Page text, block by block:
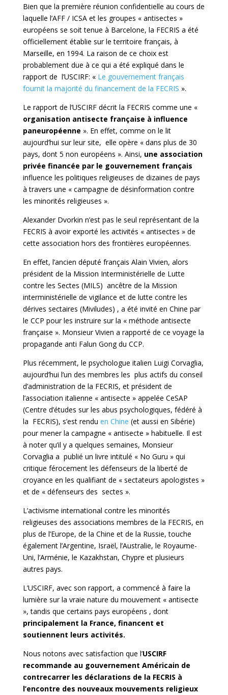
Bien que la première réunion confidentielle au cours de
laquelle l’AFF / ICSA et les groupes « antisectes »
européens se soit tenue à Barcelone, la FECRIS a été
officiellement établie sur le territoire français, à
Marseille, en 1994. La raison de ce choix est
probablement due à ce qui a été expliqué dans le
rapport de l’USCIRF: « Le gouvernement français
fournit la majorité du financement de la FECRIS ».
Le rapport de l’USCIRF décrit la FECRIS comme une «
organisation antisecte française à influence
paneuropéenne ». En effet, comme on le lit
aujourd’hui sur leur site, elle opère « dans plus de 30
pays, dont 5 non européens ». Ainsi, une association
privée financée par le gouvernement français
influence les politiques religieuses de dizaines de pays
à travers une « campagne de désinformation contre
les minorités religieuses ».
Alexander Dvorkin n’est pas le seul représentant de la
FECRIS à avoir exporté les activités « antisectes » de
cette association hors des frontières européennes.
En effet, l’ancien député français Alain Vivien, alors
président de la Mission Interministérielle de Lutte
contre les Sectes (MILS) ancêtre de la Mission
interministérielle de vigilance et de lutte contre les
dérives sectaires (Miviludes) , a été invité en Chine par
le CCP pour les instruire sur la « méthode antisecte
française ». Monsieur Vivien a rapporté de ce voyage la
propagande anti Falun Gong du CCP.
Plus récemment, le psychologue italien Luigi Corvaglia,
aujourd’hui l’un des membres les plus actifs du conseil
d’administration de la FECRIS, et président de
l’association italienne « antisecte » appelée CeSAP
(Centre d’études sur les abus psychologiques, fédéré à
la FECRIS), s’est rendu en Chine (et aussi en Sibérie)
pour mener la campagne « antisecte » habituelle. Il est
à noter qu’il y a quelques semaines, Monsieur
Corvaglia a publié un livre intitulé « No Guru » qui
critique férocement les défenseurs de la liberté de
croyance en les qualifiant de « sectateurs apologistes »
et de « défenseurs des sectes ».
L’activisme international contre les minorités
religieuses des associations membres de la FECRIS, en
plus de l’Europe, de la Chine et de la Russie, touche
également l’Argentine, Israël, l’Australie, le Royaume-
Uni, l’Arménie, le Kazakhstan, Chypre et plusieurs
autres pays.
L’USCIRF, avec son rapport, a commencé à faire la
lumière sur la vraie nature du mouvement « antisecte
», tandis que certains pays européens , dont
principalement la France, financent et
soutiennent leurs activités.
Nous notons avec satisfaction que l’USCIRF
recommande au gouvernement Américain de
contrecarrer les déclarations de la FECRIS à
l’encontre des nouveaux mouvements religieux